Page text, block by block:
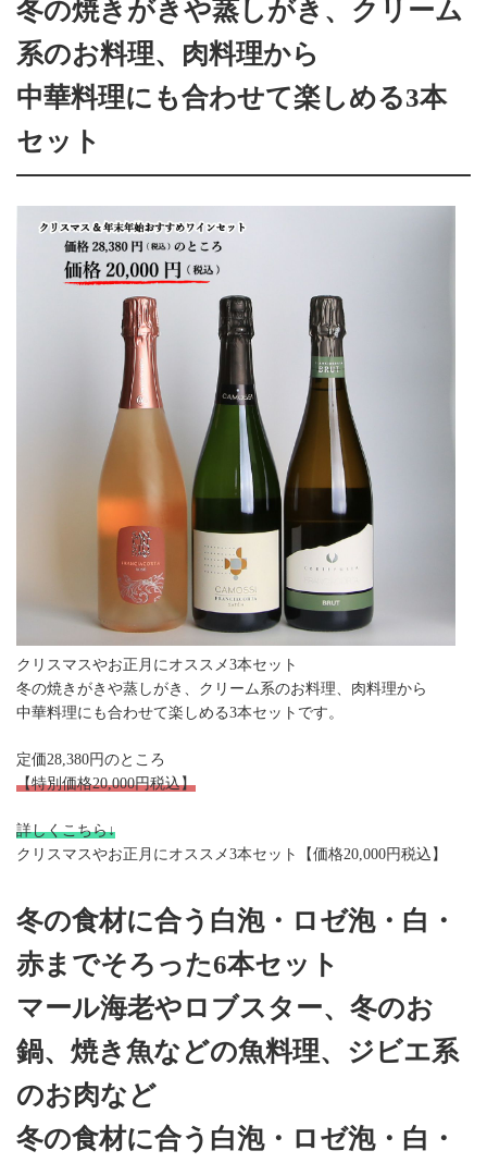
冬の焼きがきや蒸しがき、クリーム
系のお料理、肉料理から
中華料理にも合わせて楽しめる3本
セット
クリスマスやお正月にオススメ3本セット
冬の焼きがきや蒸しがき、クリーム系のお料理、肉料理から
中華料理にも合わせて楽しめる3本セットです。
定価28,380円のところ
【特別価格20,000円税込】
詳しくこちら↓
クリスマスやお正月にオススメ3本セット【価格20,000円税込】
冬の食材に合う白泡・ロゼ泡・白・
赤までそろった6本セット
マール海老やロブスター、冬のお
鍋、焼き魚などの魚料理、ジビエ系
のお肉など
冬の食材に合う白泡・ロゼ泡・白・